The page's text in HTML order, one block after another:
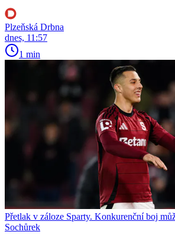
Plzeňská Drbna
dnes, 11:57
1 min
Přetlak v záloze Sparty. Konkurenční boj
Sochůrek